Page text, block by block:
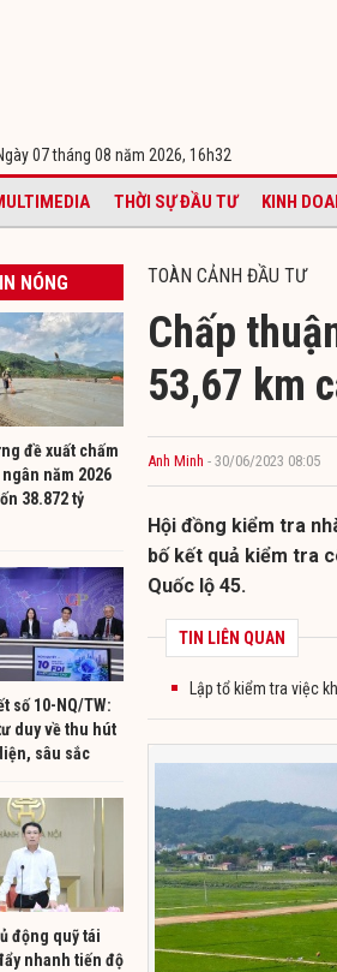
07 tháng 08 năm 2026, 16h32
THỜI SỰ ĐẦU TƯ KINH
NÓNG
đề xuất chấm
năm 2026
38.872 tỷ
số 10-NQ/TW:
duy về thu hút
sâu sắc
động quỹ tái
nhanh tiến độ
TOÀN CẢNH ĐẦU TƯ
Chấp
53,67 km
Anh Minh - 30/06/2023 08:05
Hội đồng kiểm tra
bố kết quả kiểm tra
Quốc lộ 45.
TIN LIÊN QUAN
Lập tổ kiểm tra việc